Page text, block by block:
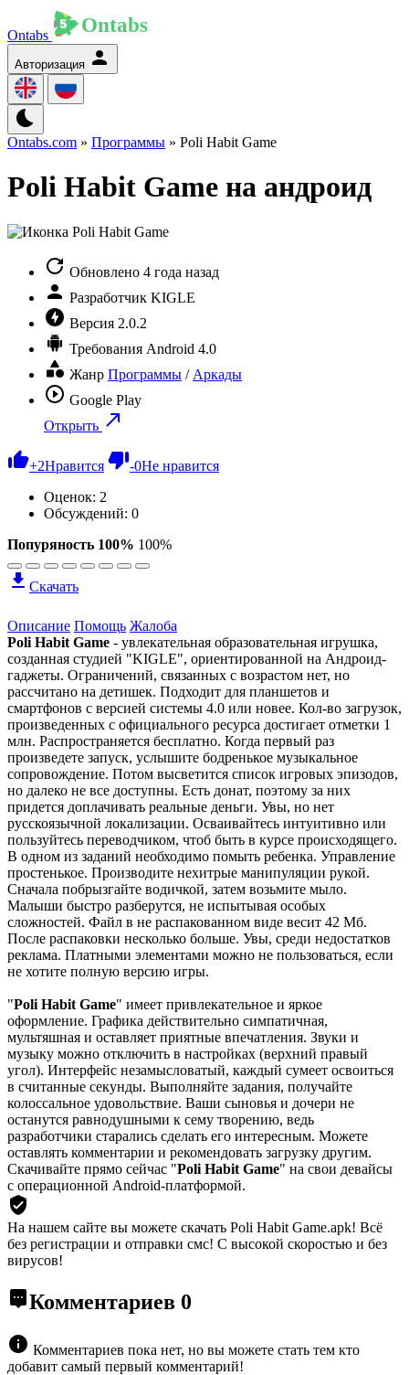
Ontabs
Авторизация
Ontabs.com » Программы » Poli Habit Game
Poli Habit Game на андроид
Обновлено 4 года назад
Разработчик KIGLE
Версия 2.0.2
Требования Android 4.0
Жанр Программы / Аркады
Google Play
Открыть
+2Нравится -0Не нравится
Оценок: 2
Обсуждений: 0
Попуряность 100% 100%
Скачать
Описание Помощь Жалоба
Poli Habit Game - увлекательная образовательная игрушка,
созданная студией "KIGLE", ориентированной на Андроид-
гаджеты. Ограничений, связанных с возрастом нет, но
рассчитано на детишек. Подходит для планшетов и
смартфонов с версией системы 4.0 или новее. Кол-во загрузок,
произведенных с официального ресурса достигает отметки 1
млн. Распространяется бесплатно. Когда первый раз
произведете запуск, услышите бодренькое музыкальное
сопровождение. Потом высветится список игровых эпизодов,
но далеко не все доступны. Есть донат, поэтому за них
придется доплачивать реальные деньги. Увы, но нет
русскоязычной локализации. Осваивайтесь интуитивно или
пользуйтесь переводчиком, чтоб быть в курсе происходящего.
В одном из заданий необходимо помыть ребенка. Управление
простенькое. Производите нехитрые манипуляции рукой.
Сначала побрызгайте водичкой, затем возьмите мыло.
Малыши быстро разберутся, не испытывая особых
сложностей. Файл в не распакованном виде весит 42 Мб.
После распаковки несколько больше. Увы, среди недостатков
реклама. Платными элементами можно не пользоваться, если
не хотите полную версию игры.
"Poli Habit Game" имеет привлекательное и яркое
оформление. Графика действительно симпатичная,
мультяшная и оставляет приятные впечатления. Звуки и
музыку можно отключить в настройках (верхний правый
угол). Интерфейс незамысловатый, каждый сумеет освоиться
в считанные секунды. Выполняйте задания, получайте
колоссальное удовольствие. Ваши сыновья и дочери не
останутся равнодушными к сему творению, ведь
разработчики старались сделать его интересным. Можете
оставлять комментарии и рекомендовать загрузку другим.
Скачивайте прямо сейчас "Poli Habit Game" на свои девайсы
с операционной Android-платформой.
На нашем сайте вы можете скачать Poli Habit Game.apk! Всё
без регистрации и отправки смс! С высокой скоростью и без
вирусов!
Комментариев 0
Комментариев пока нет, но вы можете стать тем кто
добавит самый первый комментарий!